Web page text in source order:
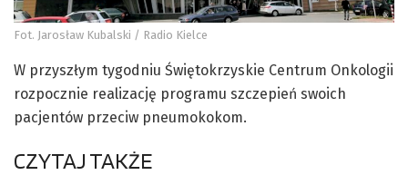
Fot. Jarosław Kubalski / Radio Kielce
W przyszłym tygodniu Świętokrzyskie Centrum Onkologii
rozpocznie realizację programu szczepień swoich
pacjentów przeciw pneumokokom.
CZYTAJ TAKŻE